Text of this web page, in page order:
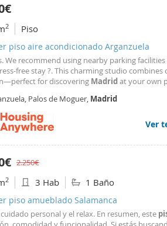
2 Piso
piso aire acondicionado Arganzuela
We recommend using nearby parking
free stay ?. This charming studio
for discovering Madridat your own
Lost key locksmith
Palos de Moguer, Madrid
Ver
2.250€
2 3 Hab 1 Baño
piso amueblado Salamanca
personal y el relax. En resumen, este